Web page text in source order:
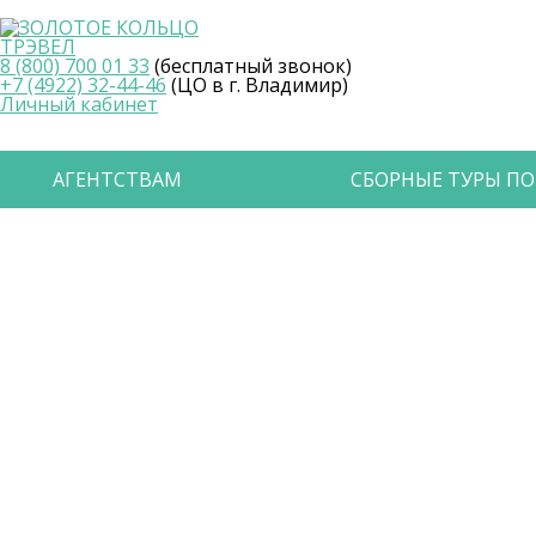
8 (800) 700 01 33 (бесплатный звонок)
+7 (4922) 32-44-46 (ЦО в г. Владимир)
Личный кабинет
АГЕНТСТВАМ СБОРНЫЕ ТУРЫ